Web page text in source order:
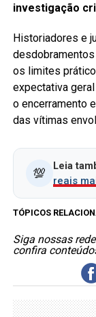
investigação
Historiadores e
os limites
expectativa
o encerramento
das vítimas
💯 Leia
reais
TÓPICOS
Siga nossas
confira